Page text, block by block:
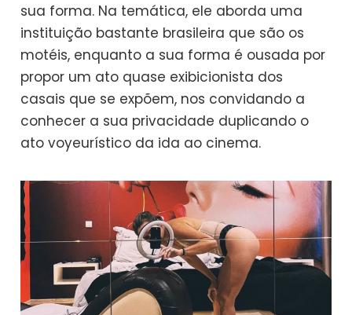
sua forma. Na temática, ele aborda uma
instituição bastante brasileira que são os
motéis, enquanto a sua forma é ousada por
propor um ato quase exibicionista dos
casais que se expõem, nos convidando a
conhecer a sua privacidade duplicando o
ato voyeurístico da ida ao cinema.